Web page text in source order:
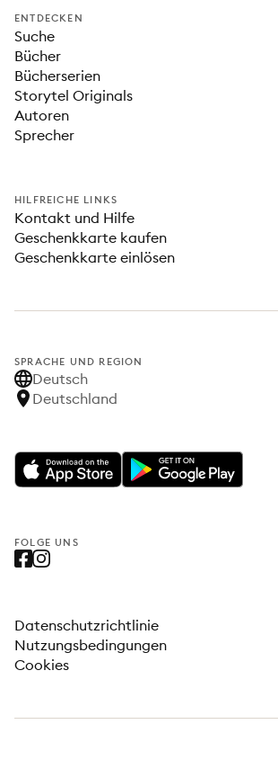
ENTDECKEN
Suche
Bücher
Bücherserien
Storytel Originals
Autoren
Sprecher
HILFREICHE LINKS
Kontakt und Hilfe
Geschenkkarte kaufen
Geschenkkarte einlösen
SPRACHE UND REGION
Deutsch
Deutschland
FOLGE UNS
Datenschutzrichtlinie
Nutzungsbedingungen
Cookies